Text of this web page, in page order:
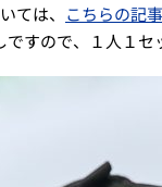
ては、 こちらの記事
すので、１人１セ